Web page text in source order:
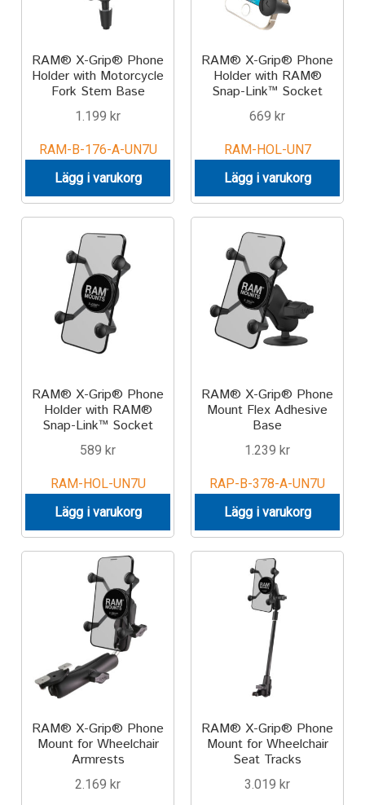
RAM® X-Grip® Phone
Holder with Motorcycle
Fork Stem Base
1.199 kr
RAM-B-176-A-UN7U
Lägg i varukorg
RAM® X-Grip® Phone
Holder with RAM®
Snap-Link™ Socket
669 kr
RAM-HOL-UN7
Lägg i varukorg
RAM® X-Grip® Phone
Holder with RAM®
Snap-Link™ Socket
589 kr
RAM-HOL-UN7U
Lägg i varukorg
RAM® X-Grip® Phone
Mount Flex Adhesive
Base
1.239 kr
RAP-B-378-A-UN7U
Lägg i varukorg
RAM® X-Grip® Phone
Mount for Wheelchair
Armrests
2.169 kr
RAM® X-Grip® Phone
Mount for Wheelchair
Seat Tracks
3.019 kr